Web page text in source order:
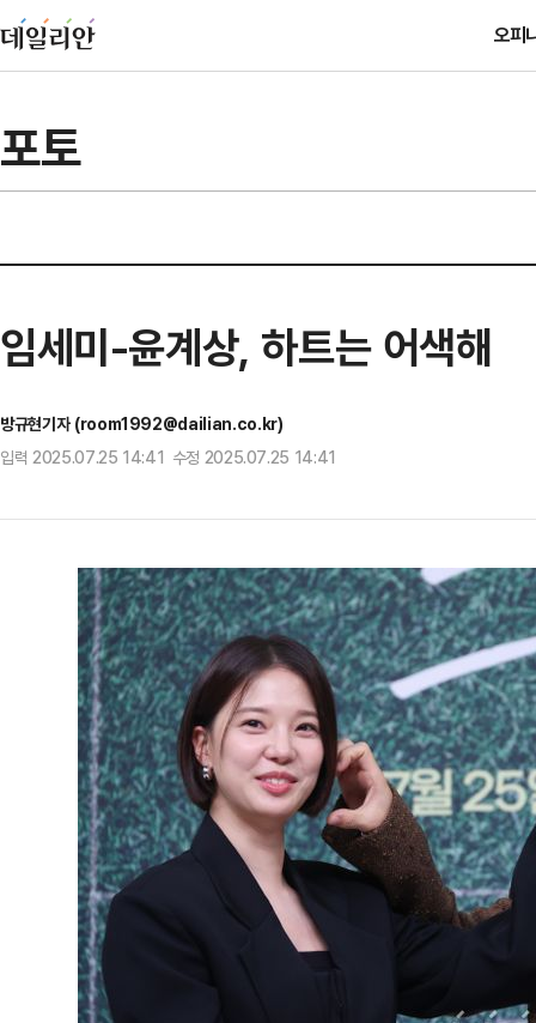
오피
포토
임세미-윤계상, 하트는 어색해
방규현기자 (room1992@dailian.co.kr)
입력 2025.07.25 14:41 수정 2025.07.25 14:41